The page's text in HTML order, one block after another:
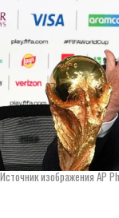
Источник изображения AP